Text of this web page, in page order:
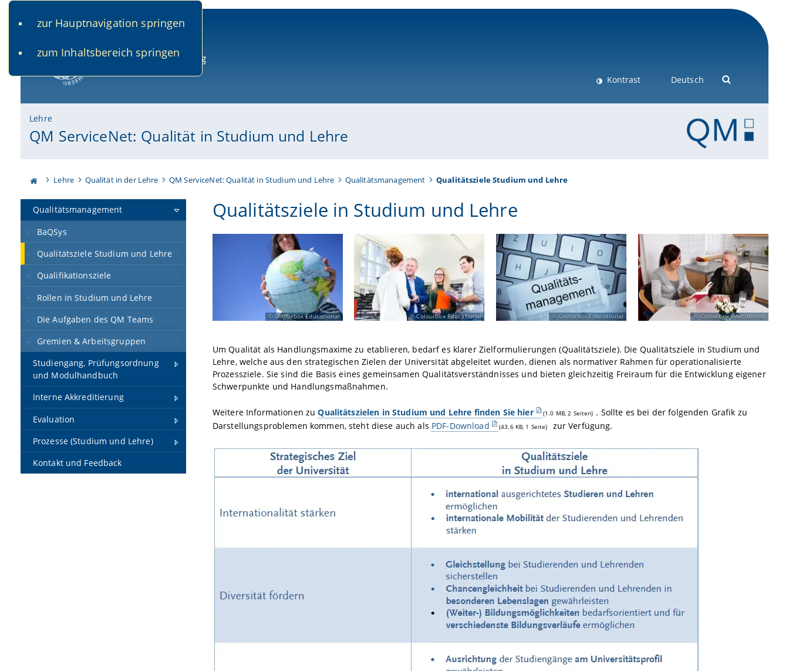
zur Hauptnavigation springen
zum Inhaltsbereich springen
Kontrast Deutsch
Lehre
QM ServiceNet: Qualität in Studium und Lehre
Lehre Qualität in der Lehre QM ServiceNet: Qualität in Studium und Lehre Qualitätsmanagement Qualitätsziele Studium und Lehre
Qualitätsmanagement
BaQSys
Qualitätsziele Studium und Lehre
Qualifikationsziele
Rollen in Studium und Lehre
Die Aufgaben des QM Teams
Gremien & Arbeitsgruppen
Studiengang, Prüfungsordnung
und Modulhandbuch
Interne Akkreditierung
Evaluation
Prozesse (Studium und Lehre)
Kontakt und Feedback
Qualitätsziele in Studium und Lehre
Colourbox Educational Colourbox Educational Colourbox Educational Colourbox Educational
Um Qualität als Handlungsmaxime zu etablieren, bedarf es klarer Zielformulierungen (Qualitätsziele). Die Qualitätsziele in Studium und
Lehre, welche aus den strategischen Zielen der Universität abgeleitet wurden, dienen als normativer Rahmen für operationalisierte
Prozessziele. Sie sind die Basis eines gemeinsamen Qualitätsverständnisses und bieten gleichzeitig Freiraum für die Entwicklung eigener
Schwerpunkte und Handlungsmaßnahmen.
Weitere Informationen zuQualitätszielen in Studium und Lehre finden Sie hier (1.0 MB, 2 Seiten) . Sollte es bei der folgenden Grafik zu
Darstellungsproblemen kommen, steht diese auch als PDF-Download (43.6 KB, 1 Seite) zur Verfügung.